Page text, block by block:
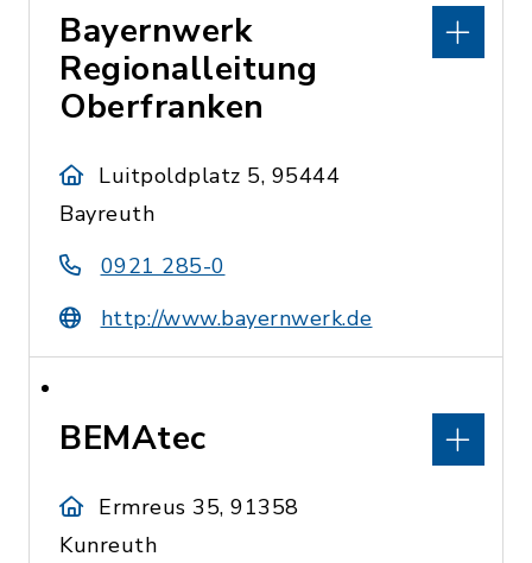
Bayernwerk
Regionalleitung
Oberfranken
Luitpoldplatz 5, 95444
Bayreuth
0921 285-0
http://www.bayernwerk.de
BEMAtec
Ermreus 35, 91358
Kunreuth